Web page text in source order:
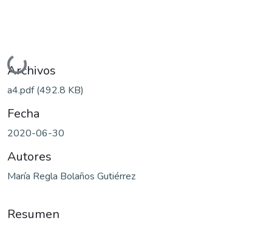
Cargando...
Archivos
a4.pdf(492.8 KB)
Fecha
2020-06-30
Autores
María Regla Bolaños Gutiérrez
Resumen